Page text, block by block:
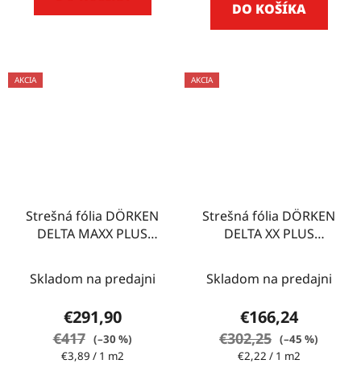
DO KOŠÍKA
AKCIA
Strešná fólia DÖRKEN
DELTA MAXX PLUS
Skladom na predajni
€291,90
€417 (–30 %)
Jednotková
€3,89 / 1 m2
AKCIA
Strešná fólia DÖRKEN
DELTA XX PLUS
Skladom na predajni
€166,24
€302,25 (–45 %)
Jednotková
€2,22 / 1 m2